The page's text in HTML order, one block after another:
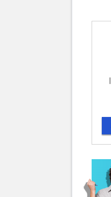
בג"ץ 6069-10 רמי מחמלי נ. שרות בתי הסוהר | ניתוח פסק דין | תוכן העניינים | הצגת המקרה והמחלוקת 1 |